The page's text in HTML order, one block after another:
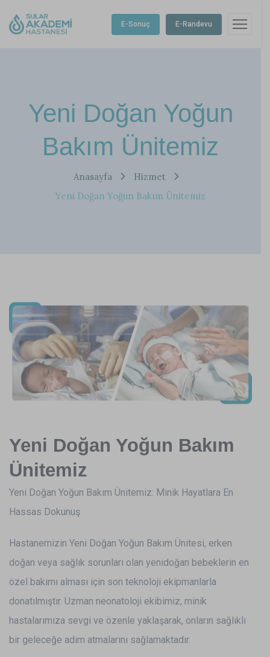
E-Sonuç E-Randevu
Yeni Doğan Yoğun
Bakım Ünitemiz
Anasayfa
Hizmet
Yeni Doğan Yoğun Bakım Ünitemiz
Yeni Doğan Yoğun Bakım
Ünitemiz
Yeni Doğan Yoğun Bakım Ünitemiz: Minik Hayatlara En
Hassas Dokunuş
Hastanemizin Yeni Doğan Yoğun Bakım Ünitesi, erken
doğan veya sağlık sorunları olan yenidoğan bebeklerin en
özel bakımı alması için son teknoloji ekipmanlarla
donatılmıştır. Uzman neonatoloji ekibimiz, minik
hastalarımıza sevgi ve özenle yaklaşarak, onların sağlıklı
bir geleceğe adım atmalarını sağlamaktadır.